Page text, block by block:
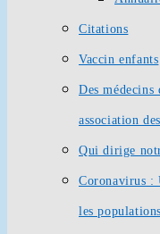
Citations
Vaccin enfants
Des
association
Qui dirige
Coronavirus :
les populations